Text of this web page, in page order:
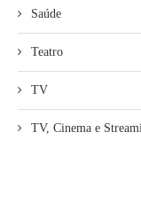
Saúde
Teatro
TV
TV, Cinema e